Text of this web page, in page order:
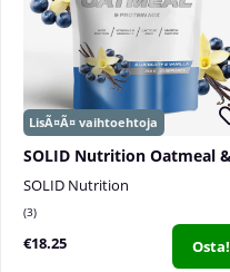
SOLID Nutrition
3
€18.25 Osta!